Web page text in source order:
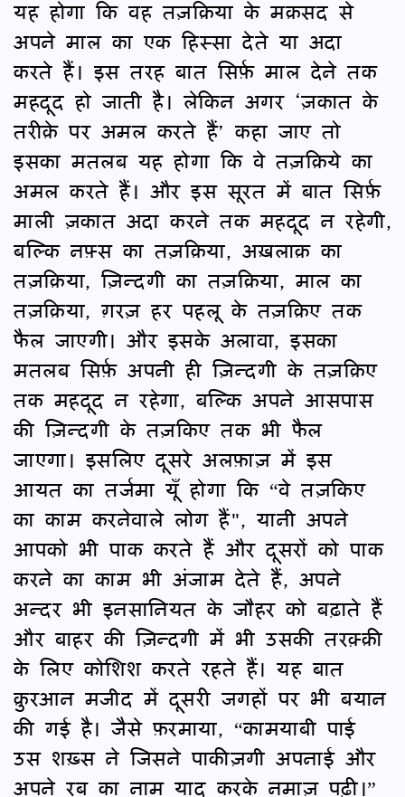
यह होगा कि वह तज़क़िया के मक़सद से
अपने माल का एक हिस्सा देते या अदा
करते हैं। इस तरह बात सिर्फ़ माल देने तक
महदूद हो जाती है। लेकिन अगर ‘ज़कात के
तरीक़े पर अमल करते हैं’ कहा जाए तो
इसका मतलब यह होगा कि वे तज़क़िये का
अमल करते हैं। और इस सूरत में बात सिर्फ़
माली ज़कात अदा करने तक महदूद न रहेगी,
बल्कि नफ़्स का तज़क़िया, अख़लाक़ का
तज़क़िया, ज़िन्दगी का तज़क़िया, माल का
तज़क़िया, ग़रज़ हर पहलू के तज़क़िए तक
फैल जाएगी। और इसके अलावा, इसका
मतलब सिर्फ़ अपनी ही ज़िन्दगी के तज़क़िए
तक महदूद न रहेगा, बल्कि अपने आसपास
की ज़िन्दगी के तज़किए तक भी फैल
जाएगा। इसलिए दूसरे अलफ़ाज़ में इस
आयत का तर्जमा यूँ होगा कि “वे तज़किए
का काम करनेवाले लोग हैं", यानी अपने
आपको भी पाक करते हैं और दूसरों को पाक
करने का काम भी अंजाम देते हैं, अपने
अन्दर भी इनसानियत के जौहर को बढ़ाते हैं
और बाहर की ज़िन्दगी में भी उसकी तरक़्क़ी
के लिए कोशिश करते रहते हैं। यह बात
क़ुरआन मजीद में दूसरी जगहों पर भी बयान
की गई है। जैसे फ़रमाया, “कामयाबी पाई
उस शख़्स ने जिसने पाकीज़गी अपनाई और
अपने रब का नाम याद करके नमाज़ पढ़ी।”